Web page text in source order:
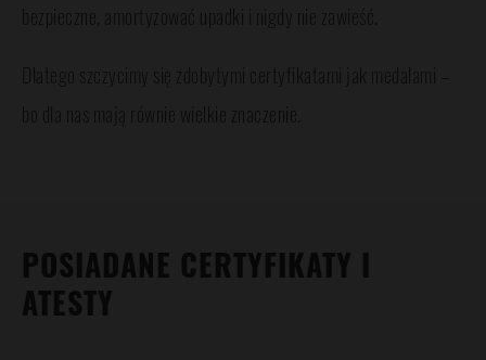
bezpieczne, amortyzować upadki i nigdy nie zawieść.
Dlatego szczycimy się zdobytymi certyfikatami jak medalami –
bo dla nas mają równie wielkie znaczenie.
CERTYFIKATY
POSIADANE CERTYFIKATY I
ATESTY